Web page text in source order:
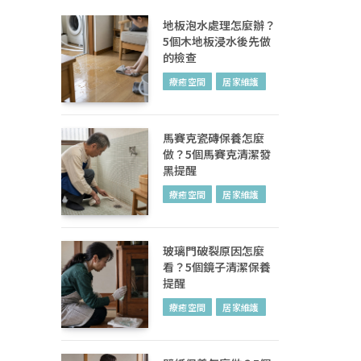
地板泡水處理怎麼辦？
5個木地板浸水後先做
的檢查
療癒空間 居家維護
馬賽克瓷磚保養怎麼
做？5個馬賽克清潔發
黑提醒
療癒空間 居家維護
玻璃門破裂原因怎麼
看？5個鏡子清潔保養
提醒
療癒空間 居家維護